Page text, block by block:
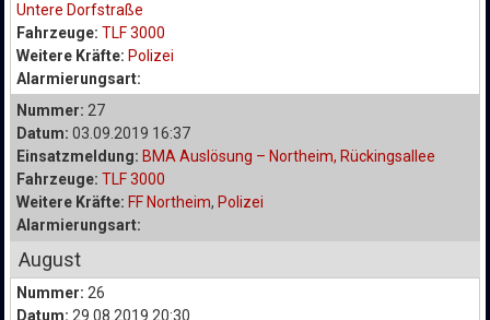
Untere Dorfstraße
Fahrzeuge: TLF 3000
Weitere Kräfte: Polizei
Alarmierungsart:
Nummer: 27
Datum: 03.09.2019 16:37
Einsatzmeldung: BMA Auslösung – Northeim, Rückingsallee
Fahrzeuge: TLF 3000
Weitere Kräfte: FF Northeim, Polizei
Alarmierungsart:
August
Nummer: 26
Datum: 29.08.2019 20:30